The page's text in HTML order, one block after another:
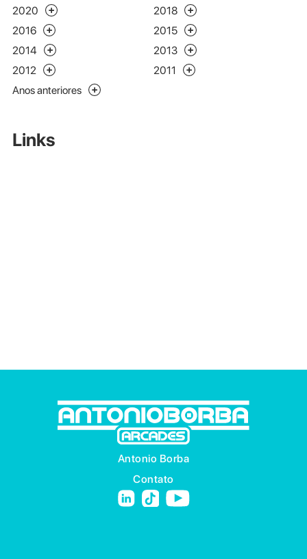
2020
2018
2016
2015
2014
2013
2012
2011
Anos anteriores
Links
Antonio Borba
Contato